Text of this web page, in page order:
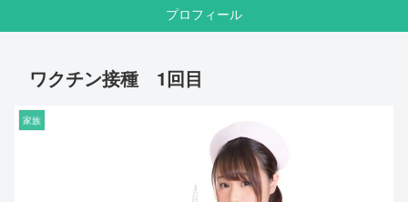
プロフィール
ワクチン接種 1回目
家族